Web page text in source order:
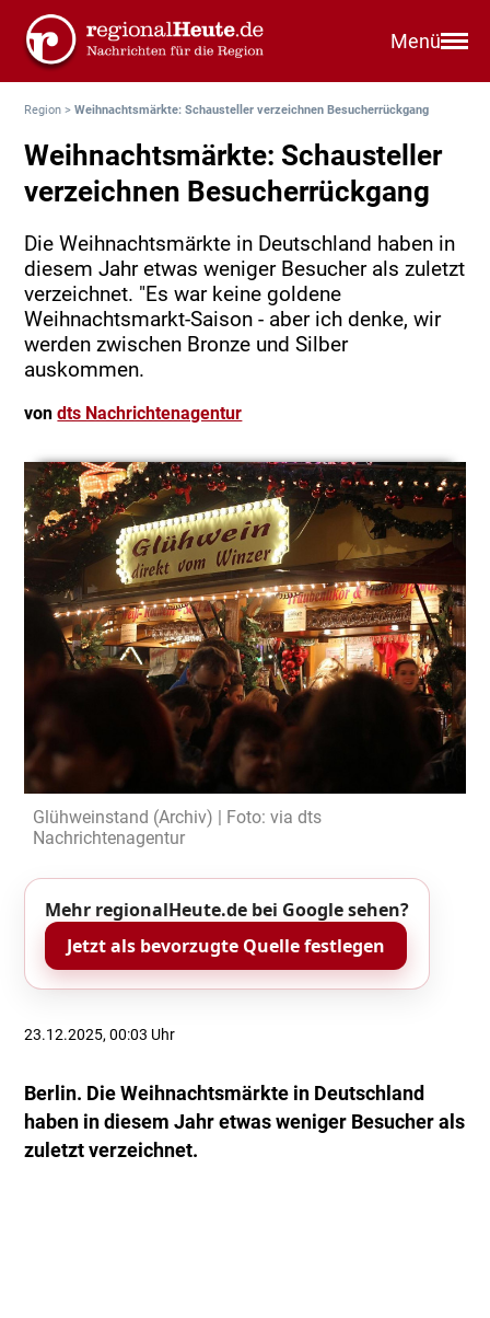
Menü
Region >Weihnachtsmärkte: Schausteller verzeichnen Besucherrückgang
Weihnachtsmärkte: Schausteller
verzeichnen Besucherrückgang
Die Weihnachtsmärkte in Deutschland haben in
diesem Jahr etwas weniger Besucher als zuletzt
verzeichnet. "Es war keine goldene
Weihnachtsmarkt-Saison - aber ich denke, wir
werden zwischen Bronze und Silber
auskommen.
vondts Nachrichtenagentur
Glühweinstand (Archiv) | Foto: via dts
Nachrichtenagentur
Mehr regionalHeute.de bei Google sehen?
Jetzt als bevorzugte Quelle festlegen
23.12.2025, 00:03 Uhr
Berlin. Die Weihnachtsmärkte in Deutschland
haben in diesem Jahr etwas weniger Besucher als
zuletzt verzeichnet.